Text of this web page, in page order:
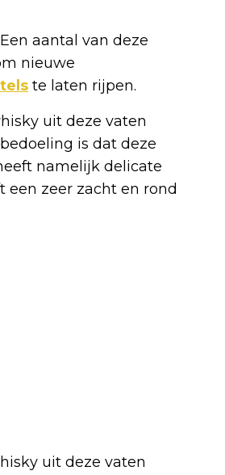
aantal van deze
nieuwe
te laten rijpen.
uit deze vaten
is dat deze
namelijk delicate
zeer zacht en rond
uit deze vaten